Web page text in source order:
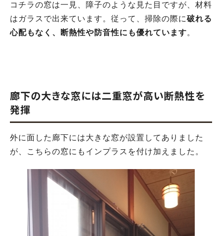
コチラの窓は一見、障子のような見た目ですが、材料
はガラスで出来ています。従って、掃除の際に破れる
心配もなく、断熱性や防音性にも優れています。
廊下の大きな窓には二重窓が高い断熱性を
発揮
外に面した廊下には大きな窓が設置してありました
が、こちらの窓にもインプラスを付け加えました。